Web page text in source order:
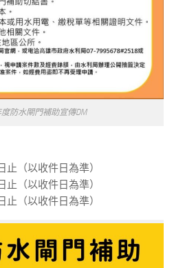
防水閘門補助宣傳DM
（以收件日為準）
（以收件日為準）
（以收件日為準）